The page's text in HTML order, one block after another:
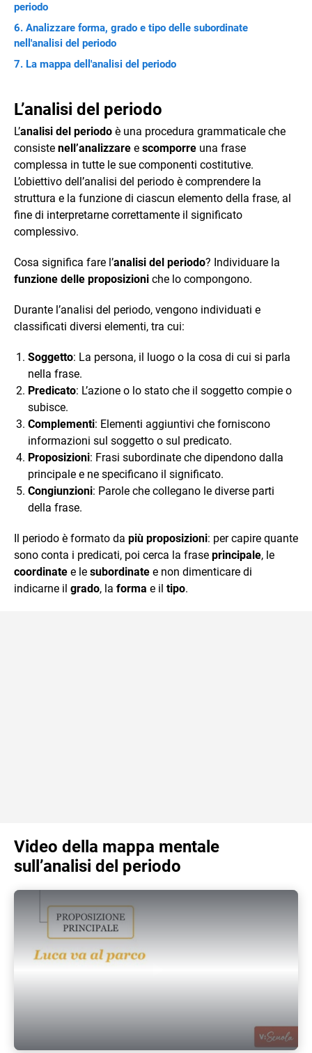
periodo
Analizzare forma, grado e tipo delle subordinate
nell'analisi del periodo
La mappa dell'analisi del periodo
L’analisi del periodo
L’analisi del periodo è una procedura grammaticale che
consiste nell’analizzare e scomporre una frase
complessa in tutte le sue componenti costitutive.
L’obiettivo dell’analisi del periodo è comprendere la
struttura e la funzione di ciascun elemento della frase, al
fine di interpretarne correttamente il significato
complessivo.
Cosa significa fare l’analisi del periodo? Individuare la
funzione delle proposizioni che lo compongono.
Durante l’analisi del periodo, vengono individuati e
classificati diversi elementi, tra cui:
Soggetto: La persona, il luogo o la cosa di cui si parla
nella frase.
Predicato: L’azione o lo stato che il soggetto compie o
subisce.
Complementi: Elementi aggiuntivi che forniscono
informazioni sul soggetto o sul predicato.
Proposizioni: Frasi subordinate che dipendono dalla
principale e ne specificano il significato.
Congiunzioni: Parole che collegano le diverse parti
della frase.
Il periodo è formato da più proposizioni: per capire quante
sono conta i predicati, poi cerca la frase principale, le
coordinate e le subordinate e non dimenticare di
indicarne il grado, la forma e il tipo.
Video della mappa mentale
sull’analisi del periodo
Play Video